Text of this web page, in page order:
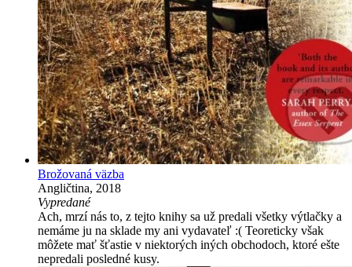
Brožovaná väzba
Angličtina, 2018
Vypredané
Ach, mrzí nás to, z tejto knihy sa už predali všetky výtlačky a
nemáme ju na sklade my ani vydavateľ :( Teoreticky však
môžete mať šťastie v niektorých iných obchodoch, ktoré ešte
nepredali posledné kusy.